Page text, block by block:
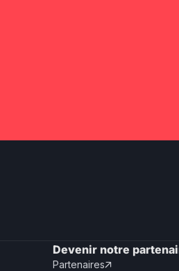
Devenir notre
Partenaires